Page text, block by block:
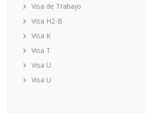
Visa de Trabajo
Visa H2-B
Visa K
Visa T
Visa U
Visa U